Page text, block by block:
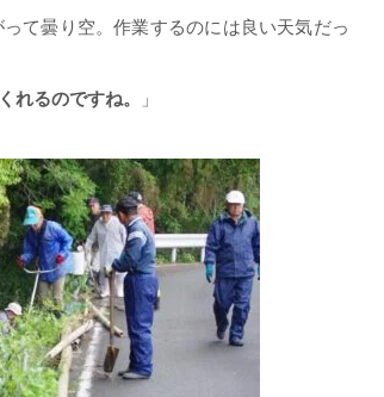
て曇り空。作業するのには良い天気だっ
れるのですね。 」